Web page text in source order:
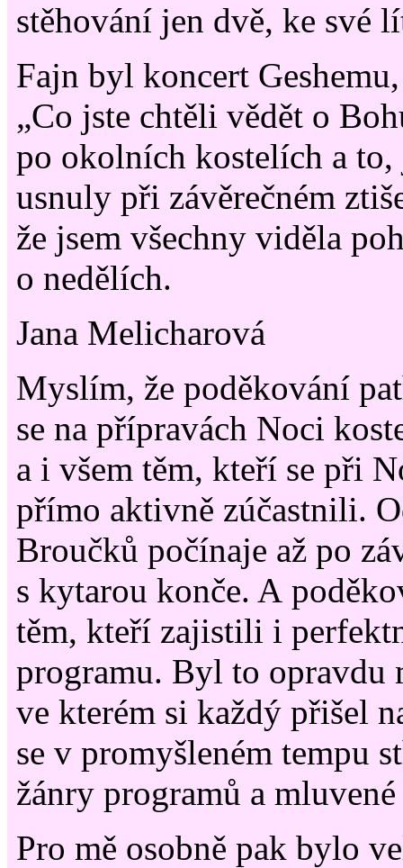
stěhování jen dvě, ke své
Fajn byl koncert
„Co jste chtěli vědět o
po okolních kostelích a
usnuly při závěrečném
že jsem všechny viděla
o nedělích.
Jana Melicharová
Myslím, že poděkování
se na přípravách Noci
a i všem těm, kteří se při
přímo aktivně zúčastnili.
Broučků počínaje až po
s kytarou konče. A
těm, kteří zajistili i
programu. Byl to opravdu
ve kterém si každý přišel
se v promyšleném tempu
žánry programů a
Pro mě osobně pak bylo